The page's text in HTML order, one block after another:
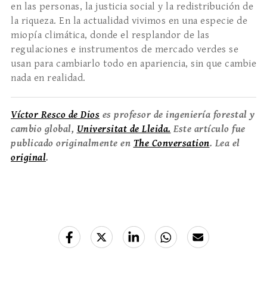
en las personas, la justicia social y la redistribución de
la riqueza. En la actualidad vivimos en una especie de
miopía climática, donde el resplandor de las
regulaciones e instrumentos de mercado verdes se
usan para cambiarlo todo en apariencia, sin que cambie
nada en realidad.
Víctor Resco de Dios es profesor de ingeniería forestal y
cambio global, Universitat de Lleida. Este artículo fue
publicado originalmente en The Conversation. Lea el
original.